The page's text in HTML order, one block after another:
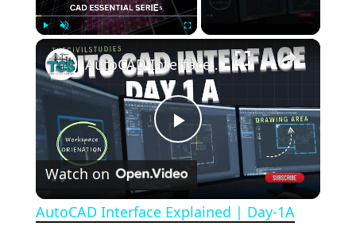
×
Play Video
AutoCAD Interface Explained | Day-1A Beginner Guide (Workspace, Drawing Area, Command Line)
Watch on
AutoCAD Interface Explained | Day-1A